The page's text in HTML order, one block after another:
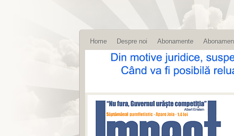
Home Despre noi Abonamente